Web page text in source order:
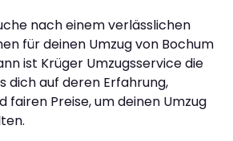
nach einem verlässlichen
für deinen Umzug von Bochum
ist Krüger Umzugsservice die
dich auf deren Erfahrung,
fairen Preise, um deinen Umzug